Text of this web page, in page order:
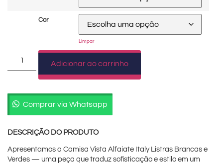
Cor
Limpar
Adicionar ao carrinho
Comprar via Whatsapp
DESCRIÇÃO DO PRODUTO
Apresentamos a Camisa Vista Alfaiate Italy Listras Brancas e
Verdes — uma peça que traduz sofisticação e estilo em um